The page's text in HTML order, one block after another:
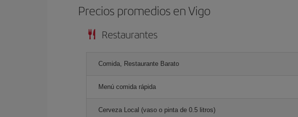
Precios promedios en Vigo
Restaurantes
Comida, Restaurante Barato
Menú comida rápida
Cerveza Local (vaso o pinta de 0.5 litros)